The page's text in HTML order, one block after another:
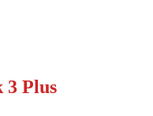
3 Plus